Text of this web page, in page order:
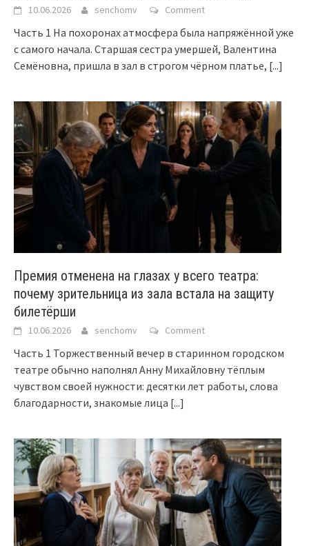
10.06.2026 senchomv Comment
Часть 1 На похоронах атмосфера была напряжённой уже
с самого начала. Старшая сестра умершей, Валентина
Семёновна, пришла в зал в строгом чёрном платье, [...]
Премия отменена на глазах у всего театра:
почему зрительница из зала встала на защиту
билетёрши
10.06.2026 senchomv Comment
Часть 1 Торжественный вечер в старинном городском
театре обычно наполнял Анну Михайловну тёплым
чувством своей нужности: десятки лет работы, слова
благодарности, знакомые лица [...]